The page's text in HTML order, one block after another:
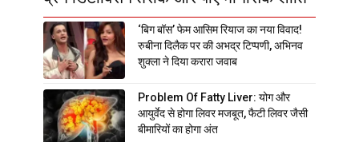
‘बिग बॉस’ फेम आसिम रियाज का नया विवाद!
रुबीना दिलैक पर की अभद्र टिप्पणी, अभिनव
शुक्ला ने दिया करारा जवाब
Problem Of Fatty Liver: योग और
आयुर्वेद से होगा लिवर मजबूत, फैटी लिवर जैसी
बीमारियों का होगा अंत